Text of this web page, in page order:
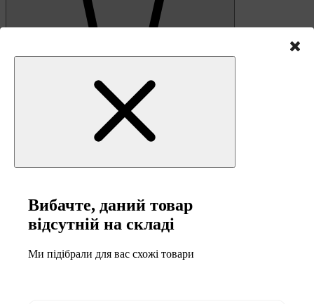
Вибачте, даний товар
відсутній на складі
Ми підібрали для вас схожі товари